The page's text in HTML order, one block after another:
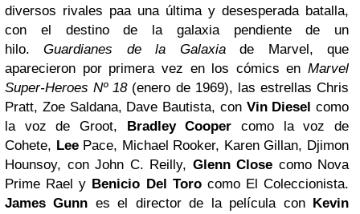
diversos rivales paa una última y desesperada batalla,
con el destino de la galaxia pendiente de un
hilo.Guardianes de la Galaxiade Marvel, que
aparecieron por primera vez en los cómics en Marvel
Super-Heroes Nº 18(enero de 1969), las estrellas Chris
Pratt, Zoe Saldana, Dave Bautista, con Vin Diesel como
la voz de Groot, Bradley Cooper como la voz de
Cohete, LeePace, Michael Rooker, Karen Gillan, Djimon
Hounsoy, con John C. Reilly, Glenn Close como Nova
Prime Rael y Benicio Del Torocomo El Coleccionista.
James Gunn es el director de la película con Kevin